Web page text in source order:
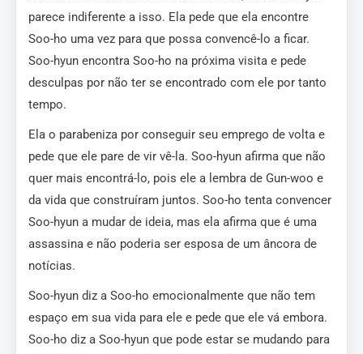
parece indiferente a isso. Ela pede que ela encontre
Soo-ho uma vez para que possa convencê-lo a ficar.
Soo-hyun encontra Soo-ho na próxima visita e pede
desculpas por não ter se encontrado com ele por tanto
tempo.
Ela o parabeniza por conseguir seu emprego de volta e
pede que ele pare de vir vê-la. Soo-hyun afirma que não
quer mais encontrá-lo, pois ele a lembra de Gun-woo e
da vida que construíram juntos. Soo-ho tenta convencer
Soo-hyun a mudar de ideia, mas ela afirma que é uma
assassina e não poderia ser esposa de um âncora de
notícias.
Soo-hyun diz a Soo-ho emocionalmente que não tem
espaço em sua vida para ele e pede que ele vá embora.
Soo-ho diz a Soo-hyun que pode estar se mudando para